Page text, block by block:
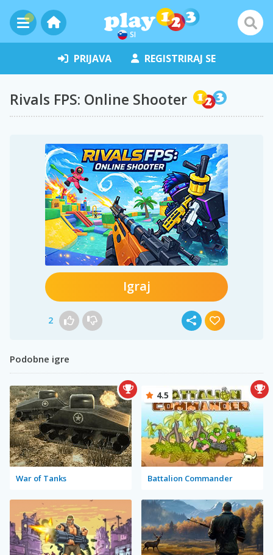
SI
PRIJAVA REGISTRIRAJ SE
Rivals FPS: Online Shooter
Igraj
2
Podobne igre
War of Tanks Battalion Commander
4.5